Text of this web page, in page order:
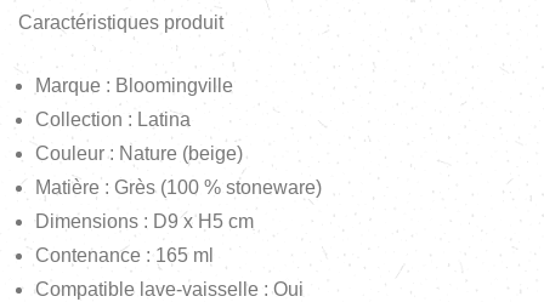
Caractéristiques produit
Marque : Bloomingville
Collection : Latina
Couleur : Nature (beige)
Matière : Grès (100 % stoneware)
Dimensions : D9 x H5 cm
Contenance : 165 ml
Compatible lave-vaisselle : Oui